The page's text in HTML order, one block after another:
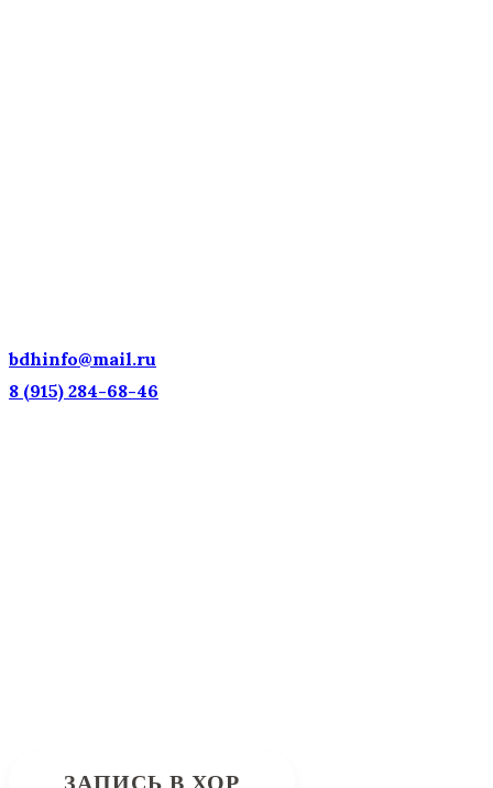
bdhinfo@mail.ru
8 (915) 284-68-46
ЗАПИСЬ В ХОР